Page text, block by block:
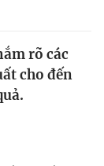
rõ các
cho đến